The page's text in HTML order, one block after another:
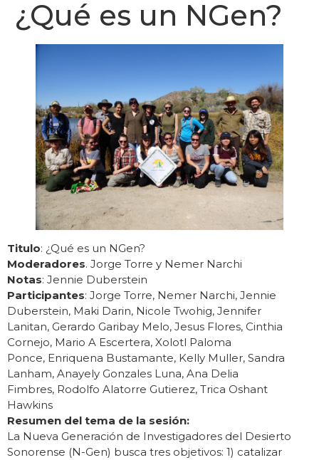
¿Qué es un NGen?
Titulo: ¿Qué es un NGen?
Moderadores. Jorge Torre y Nemer Narchi
Notas: Jennie Duberstein
Participantes: Jorge Torre, Nemer Narchi, Jennie
Duberstein, Maki Darin, Nicole Twohig, Jennifer
Lanitan, Gerardo Garibay Melo, Jesus Flores, Cinthia
Cornejo, Mario A Escertera, Xolotl Paloma
Ponce, Enriquena Bustamante, Kelly Muller, Sandra
Lanham, Anayely Gonzales Luna, Ana Delia
Fimbres, Rodolfo Alatorre Gutierez, Trica Oshant
Hawkins
Resumen del tema de la sesión:
La Nueva Generación de Investigadores del Desierto
Sonorense (N-Gen) busca tres objetivos: 1) catalizar